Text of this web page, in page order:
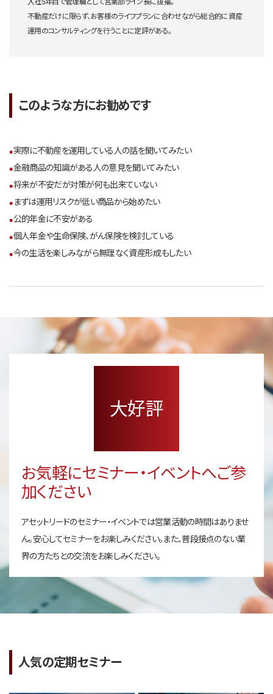
不動産だけに限らず、お客様のライフプランに合わせながら総合的に資産
運用のコンサルティングを行うことに定評がある。
このような方にお勧めです
実際に不動産を運用している人の話を聞いてみたい
金融商品の知識がある人の意見を聞いてみたい
将来が不安だが対策が何も出来ていない
まずは運用リスクが低い商品から始めたい
公的年金に不安がある
個人年金や生命保険、がん保険を検討している
今の生活を楽しみながら無理なく資産形成もしたい
大好評
お気軽にセミナー・イベントへご参
加ください
アセットリードのセミナー・イベントでは営業活動の時間はありませ
ん。安心してセミナーをお楽しみください。また、普段接点のない業
界の方たちとの交流をお楽しみください。
人気の定期セミナー